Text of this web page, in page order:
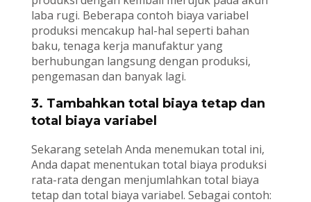
laba rugi. Beberapa contoh biaya variabel
produksi mencakup hal-hal seperti bahan
baku, tenaga kerja manufaktur yang
berhubungan langsung dengan produksi,
pengemasan dan banyak lagi.
3. Tambahkan total biaya tetap dan
total biaya variabel
Sekarang setelah Anda menemukan total ini,
Anda dapat menentukan total biaya produksi
rata-rata dengan menjumlahkan total biaya
tetap dan total biaya variabel. Sebagai contoh: